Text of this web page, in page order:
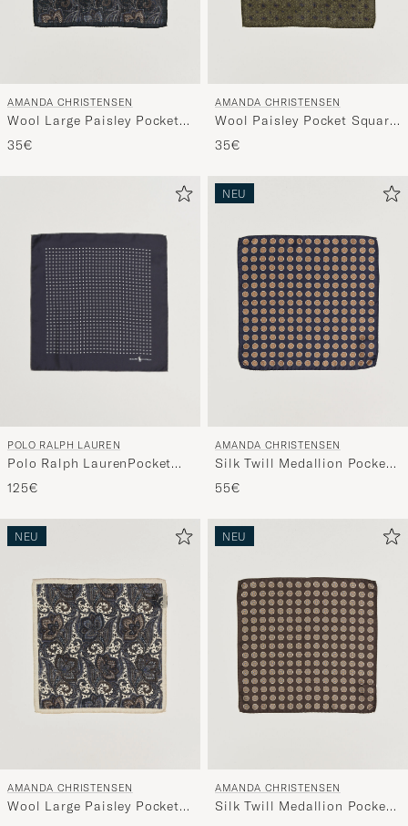
AMANDA CHRISTENSEN
Wool Large Paisley Pocket
Square Navy
35€
AMANDA CHRISTENSEN
Wool Paisley Pocket Square
Green
35€
POLO RALPH LAUREN
Polo Ralph LaurenPocket
SquareNavy
125€
NEU
AMANDA CHRISTENSEN
Silk Twill Medallion Pocket
Square Navy
55€
NEU
AMANDA CHRISTENSEN
Wool Large Paisley Pocket
NEU
AMANDA CHRISTENSEN
Silk Twill Medallion Pocket